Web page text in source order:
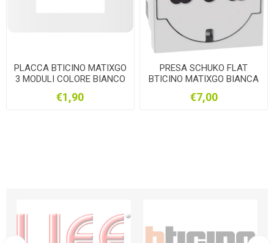
PLACCA BTICINO MATIXGO
3 MODULI COLORE BIANCO
€1,90
PRESA SCHUKO FLAT
BTICINO MATIXGO BIANCA
€7,00